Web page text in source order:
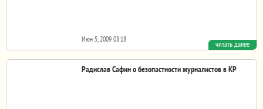
Июн 5, 2009 08:18
В Бишкеке двое корреспондентов программы «Дозор»
телеканала НБТ 4 июня подверглись нападению со...
читать далее
Радислав Сафин о безопастности журналистов в КР